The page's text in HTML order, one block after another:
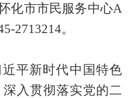
化市市民服务中心A
2713214。
平新时代中国特色
深入贯彻落实党的二